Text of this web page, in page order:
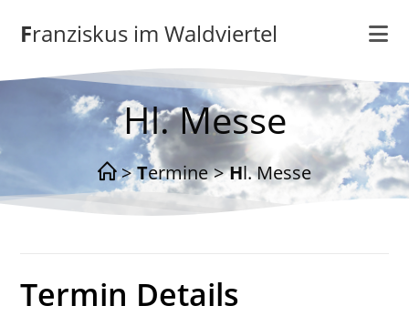
Inhalt
springenFranziskus im Waldviertel
Hl. Messe
> Termine > Hl. Messe
Termin Details